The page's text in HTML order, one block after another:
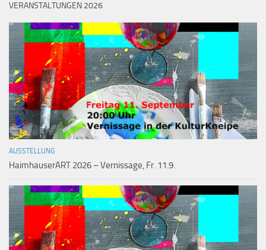
VERANSTALTUNGEN 2026
AUSSTELLUNG
HaimhauserART 2026 – Vernissage, Fr. 11.9.